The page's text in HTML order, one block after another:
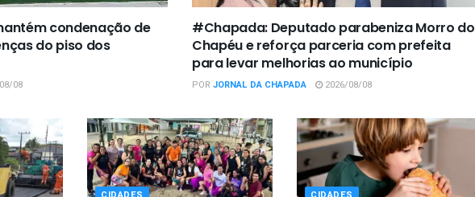
condenação de
do piso dos
08
#Chapada: Deputado parabeniza Morro do
Chapéu e reforça parceria com prefeita
para levar melhorias ao município
POR JORNAL DA CHAPADA 2026/08/08